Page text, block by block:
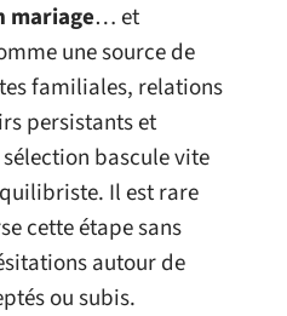
mariage… et
une source de
familiales, relations
persistants et
bascule vite
Il est rare
cette étape sans
autour de
ou subis.